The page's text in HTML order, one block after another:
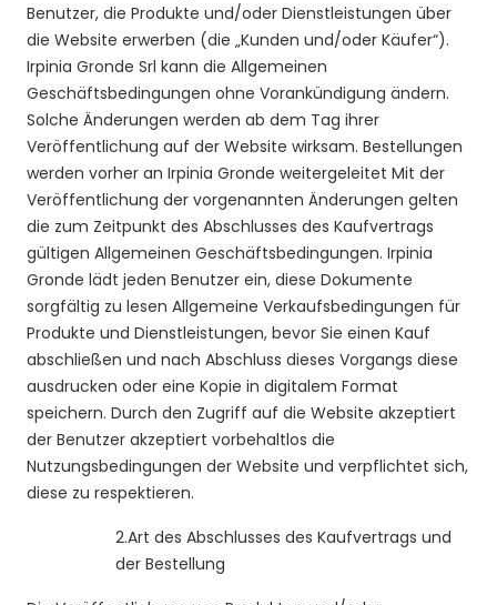
Benutzer, die Produkte und/oder Dienstleistungen über
die Website erwerben (die „Kunden und/oder Käufer“).
Irpinia Gronde Srl kann die Allgemeinen
Geschäftsbedingungen ohne Vorankündigung ändern.
Solche Änderungen werden ab dem Tag ihrer
Veröffentlichung auf der Website wirksam. Bestellungen
werden vorher an Irpinia Gronde weitergeleitet Mit der
Veröffentlichung der vorgenannten Änderungen gelten
die zum Zeitpunkt des Abschlusses des Kaufvertrags
gültigen Allgemeinen Geschäftsbedingungen. Irpinia
Gronde lädt jeden Benutzer ein, diese Dokumente
sorgfältig zu lesen Allgemeine Verkaufsbedingungen für
Produkte und Dienstleistungen, bevor Sie einen Kauf
abschließen und nach Abschluss dieses Vorgangs diese
ausdrucken oder eine Kopie in digitalem Format
speichern. Durch den Zugriff auf die Website akzeptiert
der Benutzer akzeptiert vorbehaltlos die
Nutzungsbedingungen der Website und verpflichtet sich,
diese zu respektieren.
2.Art des Abschlusses des Kaufvertrags und
der Bestellung